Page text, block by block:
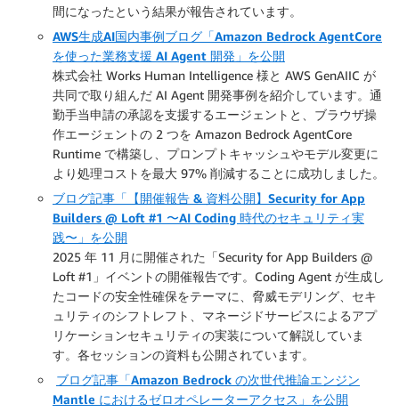
間になったという結果が報告されています。
AWS生成AI国内事例ブログ「Amazon Bedrock AgentCore
を使った業務支援 AI Agent 開発」を公開
株式会社 Works Human Intelligence 様と AWS GenAIIC が
共同で取り組んだ AI Agent 開発事例を紹介しています。通
勤手当申請の承認を支援するエージェントと、ブラウザ操
作エージェントの 2 つを Amazon Bedrock AgentCore
Runtime で構築し、プロンプトキャッシュやモデル変更に
より処理コストを最大 97% 削減することに成功しました。
ブログ記事「【開催報告 & 資料公開】Security for App
Builders @ Loft #1 〜AI Coding 時代のセキュリティ実
践〜」を公開
2025 年 11 月に開催された「Security for App Builders @
Loft #1」イベントの開催報告です。Coding Agent が生成し
たコードの安全性確保をテーマに、脅威モデリング、セキ
ュリティのシフトレフト、マネージドサービスによるアプ
リケーションセキュリティの実装について解説していま
す。各セッションの資料も公開されています。
ブログ記事「Amazon Bedrock の次世代推論エンジン
Mantle におけるゼロオペレーターアクセス」を公開